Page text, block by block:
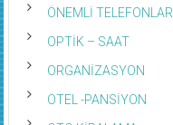
ÖNEMLİ TELEFONLAR
OPTİK – SAAT
ORGANİZASYON
OTEL -PANSİYON